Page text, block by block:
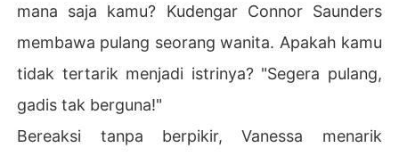
mana saja kamu? Kudengar Connor Saunders
membawa pulang seorang wanita. Apakah kamu
tidak tertarik menjadi istrinya? "Segera pulang,
gadis tak berguna!"
Bereaksi tanpa berpikir, Vanessa menarik